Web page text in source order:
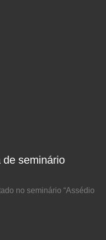
de seminário
no seminário “Assédio